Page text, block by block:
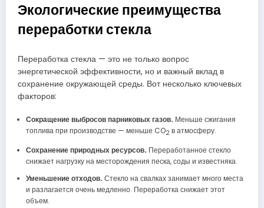
Экологические преимущества
переработки стекла
Переработка стекла — это не только вопрос
энергетической эффективности, но и важный вклад в
сохранение окружающей среды. Вот несколько ключевых
факторов:
Сокращение выбросов парниковых газов. Меньше сжигания
топлива при производстве — меньше CO2 в атмосферу.
Сохранение природных ресурсов. Переработанное стекло
снижает нагрузку на месторождения песка, соды и известняка.
Уменьшение отходов. Стекло на свалках занимает много места
и разлагается очень медленно. Переработка снижает этот
объем.